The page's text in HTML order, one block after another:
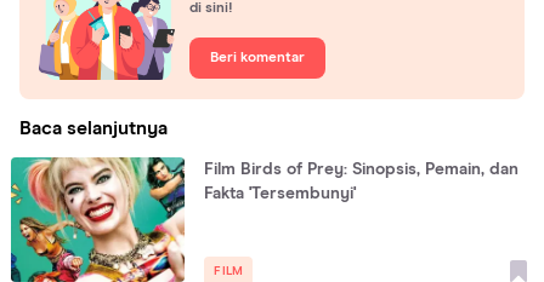
di sini!
Beri komentar
Baca selanjutnya
Film Birds of Prey: Sinopsis, Pemain, dan
Fakta 'Tersembunyi'
FILM